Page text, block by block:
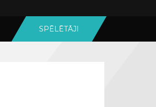
SPĒLĒTĀJI